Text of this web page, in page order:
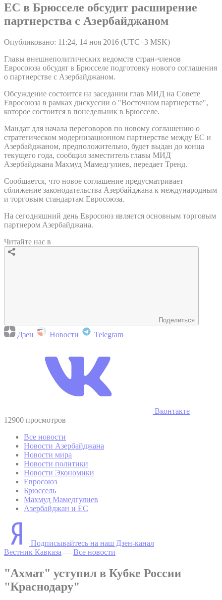
ЕС в Брюсселе обсудит расширение
партнерства с Азербайджаном
Опубликовано: 11:24, 14 ноя 2016 (UTC+3 MSK)
Главы внешнеполитических ведомств стран-членов
Евросоюза обсудят в Брюсселе подготовку нового соглашения
о партнерстве с Азербайджаном.
Обсуждение состоится на заседании глав МИД на Совете
Евросоюза в рамках дискуссии о "Восточном партнерстве",
которое состоится в понедельник в Брюсселе.
Мандат для начала переговоров по новому соглашению о
стратегическом модернизационном партнерстве между ЕС и
Азербайджаном, предположительно, будет выдан до конца
текущего года, сообщил заместитель главы МИД
Азербайджана Махмуд Мамедгулиев, передает Тренд.
Сообщается, что новое соглашение предусматривает
сближение законодательства Азербайджана к международным
и торговым стандартам Евросоюза.
На сегодняшний день Евросоюз является основным торговым
партнером Азербайджана.
Читайте нас в
Поделиться
Дзен Новости Telegram
Вконтакте
12900 просмотров
Все новости
Новости Азербайджана
Новости мира
Новости политики
Новости Экономики
Евросоюз
Брюссель
Махмуд Мамедгулиев
Азербайджан и ЕС
Подписывайтесь на наш Дзен-канал
Вестник Кавказа — Все новости
"Ахмат" уступил в Кубке России
"Краснодару"